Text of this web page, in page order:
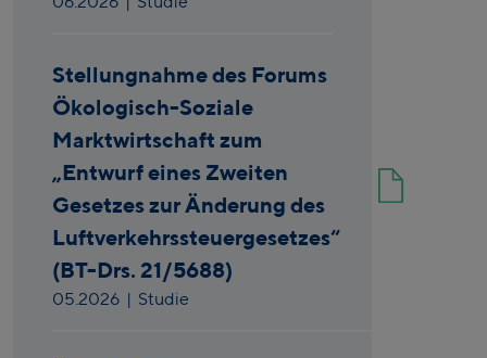
Stellungnahme des Forums
Ökologisch-Soziale
Marktwirtschaft zum
„Entwurf eines Zweiten
Gesetzes zur Änderung des
Luftverkehrssteuergesetzes“
(BT-Drs. 21/5688)
05.2026 | Studie